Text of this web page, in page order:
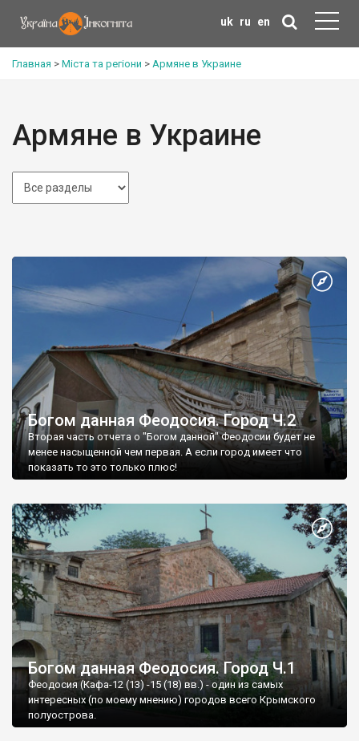
uk ru en
Главная > Міста та регіони > Армяне в Украине
Армяне в Украине
Богом данная Феодосия. Город Ч.2
Вторая часть отчета о "Богом данной" Феодосии будет не
менее насыщенной чем первая. А если город имеет что
показать то это только плюс!
Богом данная Феодосия. Город Ч.1
Феодосия (Кафа-12 (13) -15 (18) вв.) - один из самых
интересных (по моему мнению) городов всего Крымского
полуострова.